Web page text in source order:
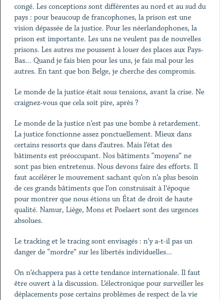
congé. Les conceptions sont différentes au nord et au sud du
pays : pour beaucoup de francophones, la prison est une
vision dépassée de la justice. Pour les néerlandophones, la
prison est importante. Les uns ne veulent pas de nouvelles
prisons. Les autres me poussent à louer des places aux Pays-
Bas… Quand je fais bien pour les uns, je fais mal pour les
autres. En tant que bon Belge, je cherche des compromis.
Le monde de la justice était sous tensions, avant la crise. Ne
craignez-vous que cela soit pire, après ?
Le monde de la justice n’est pas une bombe à retardement.
La justice fonctionne assez ponctuellement. Mieux dans
certains ressorts que dans d’autres. Mais l’état des
bâtiments est préoccupant. Nos bâtiments “moyens” ne
sont pas bien entretenus. Nous devons faire des efforts. Il
faut accélérer le mouvement sachant qu’on n’a plus besoin
de ces grands bâtiments que l’on construisait à l‘époque
pour montrer que nous étions un État de droit de haute
qualité. Namur, Liège, Mons et Poelaert sont des urgences
absolues.
Le tracking et le tracing sont envisagés : n’y a-t-il pas un
danger de “mordre” sur les libertés individuelles…
On n’échappera pas à cette tendance internationale. Il faut
être ouvert à la discussion. L’électronique pour surveiller les
déplacements pose certains problèmes de respect de la vie